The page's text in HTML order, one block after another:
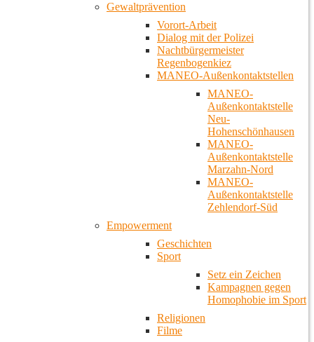
Gewaltprävention
Vorort-Arbeit
Dialog mit der Polizei
Nachtbürgermeister
Regenbogenkiez
MANEO-Außenkontaktstellen
MANEO-
Außenkontaktstelle
Neu-
Hohenschönhausen
MANEO-
Außenkontaktstelle
Marzahn-Nord
MANEO-
Außenkontaktstelle
Zehlendorf-Süd
Empowerment
Geschichten
Sport
Setz ein Zeichen
Kampagnen gegen
Homophobie im Sport
Religionen
Filme